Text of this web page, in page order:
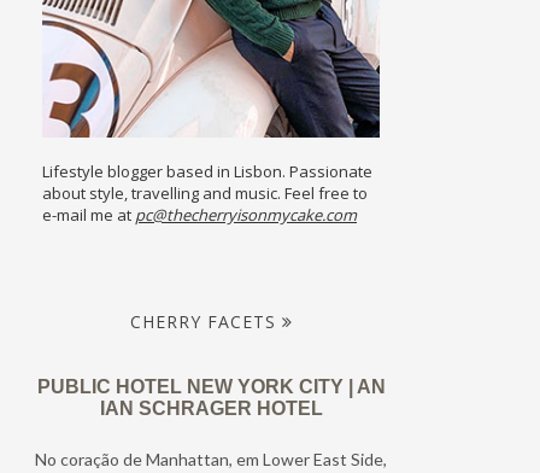
Lifestyle blogger based in Lisbon. Passionate
about style, travelling and music. Feel free to
e-mail me at pc@thecherryisonmycake.com
CHERRY FACETS
PUBLIC HOTEL NEW YORK CITY | AN
IAN SCHRAGER HOTEL
No coração de Manhattan, em Lower East Side,